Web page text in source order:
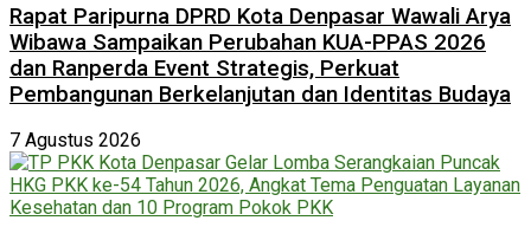
Rapat Paripurna DPRD Kota Denpasar Wawali Arya
Wibawa Sampaikan Perubahan KUA-PPAS 2026
dan Ranperda Event Strategis, Perkuat
Pembangunan Berkelanjutan dan Identitas Budaya
7 Agustus 2026